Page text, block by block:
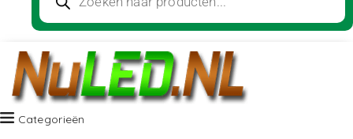
Categorieën